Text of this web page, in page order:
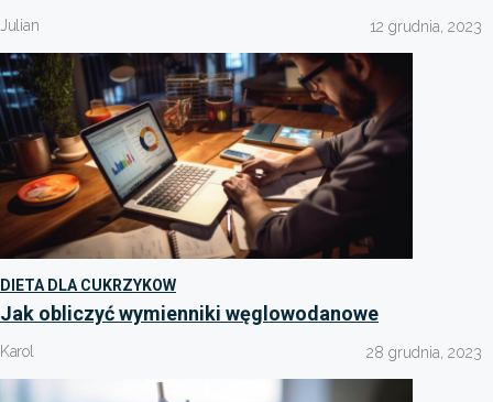
Julian 12 grudnia, 2023
DIETA DLA CUKRZYKOW
Jak obliczyć wymienniki węglowodanowe
Karol 28 grudnia, 2023